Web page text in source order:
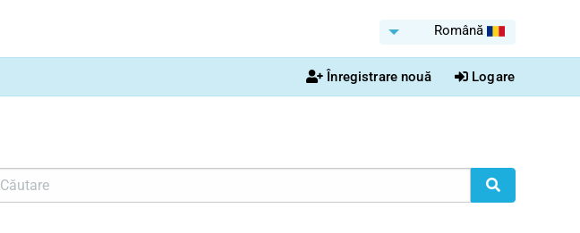
Română
Înregistrare nouă Logare